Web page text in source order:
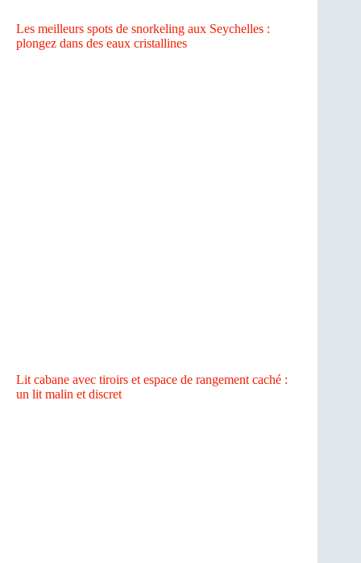
Les meilleurs spots de snorkeling aux Seychelles :
plongez dans des eaux cristallines
Lit cabane avec tiroirs et espace de rangement caché :
un lit malin et discret